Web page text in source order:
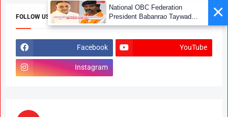
FOLLOW US
Facebook YouTube
Instagram
×
National OBC Federation
President Babanrao Taywade
Claims Only 27 Kunbi
Marathwada After September 2